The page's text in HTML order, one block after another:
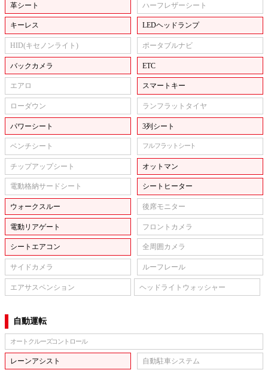
革シート ハーフレザーシート
キーレス LEDヘッドランプ
HID(キセノンライト) ポータブルナビ
バックカメラ ETC
エアロ スマートキー
ローダウン ランフラットタイヤ
パワーシート 3列シート
ベンチシート フルフラットシート
チップアップシート オットマン
電動格納サードシート シートヒーター
ウォークスルー 後席モニター
電動リアゲート フロントカメラ
シートエアコン 全周囲カメラ
サイドカメラ ルーフレール
エアサスペンション ヘッドライトウォッシャー
自動運転
オートクルーズコントロール
レーンアシスト 自動駐車システム